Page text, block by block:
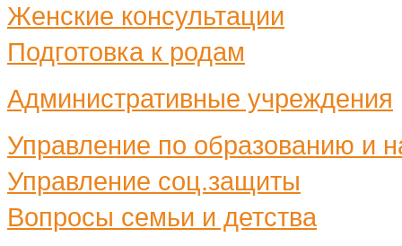
Женские консультации
Подготовка к родам
Административные учреждения
Управление по образованию и
Управление соц.защиты
Вопросы семьи и детства